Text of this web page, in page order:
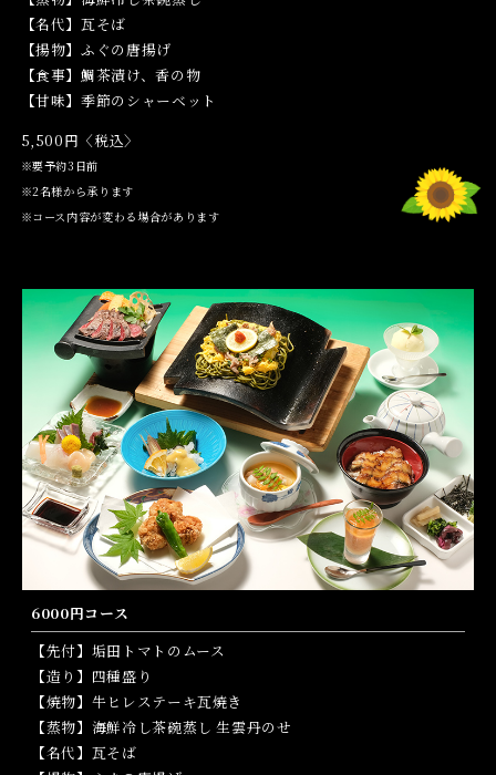
【名代】瓦そば
【揚物】ふぐの唐揚げ
【食事】鯛茶漬け、香の物
【甘味】季節のシャーベット
5,500円〈税込〉
※要予約3日前
※2名様から承ります
※コース内容が変わる場合があります
6000円コース
【先付】垢田トマトのムース
【造り】四種盛り
【焼物】牛ヒレステーキ瓦焼き
【蒸物】海鮮冷し茶碗蒸し 生雲丹のせ
【名代】瓦そば